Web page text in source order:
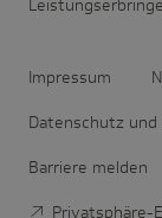
Impressum
Datenschutz
Barriere melden
Privatsphäre-